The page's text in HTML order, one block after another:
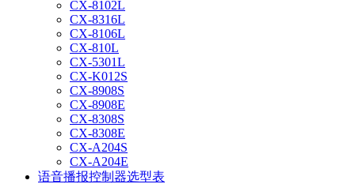
CX-8102L
CX-8316L
CX-8106L
CX-810L
CX-5301L
CX-K012S
CX-8908S
CX-8908E
CX-8308S
CX-8308E
CX-A204S
CX-A204E
语音播报控制器选型表